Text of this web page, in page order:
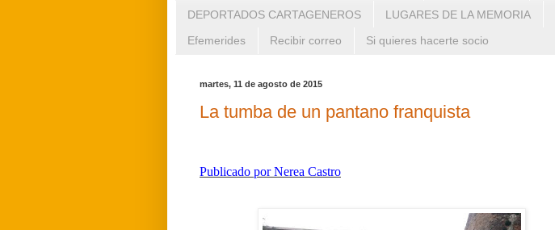
DEPORTADOS CARTAGENEROS LUGARES DE LA MEMORIA
Efemerides Recibir correo Si quieres hacerte socio
martes, 11 de agosto de 2015
La tumba de un pantano franquista
Publicado por Nerea Castro